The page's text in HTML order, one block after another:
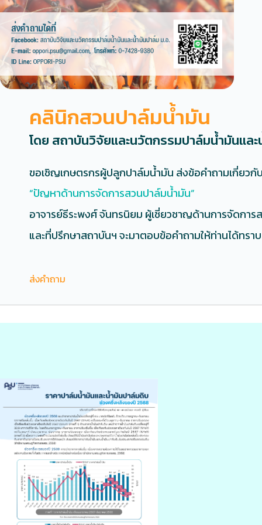
คลินิกสวนปาล์มน้ำมัน
โดย สถาบันวิจัยและนวัตกรรมปาล์มน้ำมันแล
ขอเชิญเกษตรกรผู้ปลูกปาล์มน้ำมัน ส่งข้อคำถามเกี่ยวกับ
“ปัญหาด้านการจัดการสวนปาล์มน้ำมัน”
อาจารย์ธีระพงศ์ จันทรนิยม ผู้เชี่ยวชาญด้านการจัดการ
และที่ปรึกษาสถาบันฯ จะมาตอบข้อคำถามให้ท่านได้ทราบ
ส่งคำถาม